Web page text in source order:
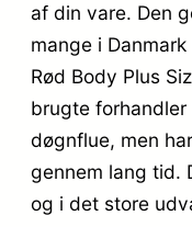
af din vare. Den
mange i
Rød Body Plus
brugte forhandler
døgnflue, men
gennem lang tid.
og i det store